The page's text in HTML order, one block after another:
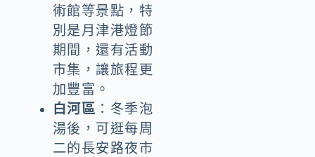
術館等景點，特
別是月津港燈節
期間，還有活動
市集，讓旅程更
加豐富。
白河區 ：冬季泡
湯後，可逛每周
二的長安路夜市